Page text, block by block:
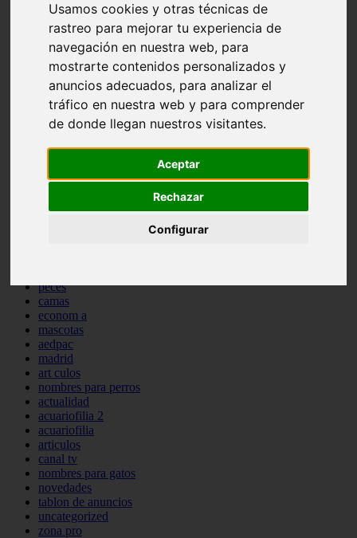
Usamos cookies y otras técnicas de
rastreo para mejorar tu experiencia de
navegación en nuestra web, para
mostrarte contenidos personalizados y
anuncios adecuados, para analizar el
tráfico en nuestra web y para comprender
de donde llegan nuestros visitantes.
Aceptar
Rechazar
Configurar
comportamiento
protagonistas
reptiles
abandono
adopci n
ferias
higiene
snacks
acuario
viajar
cr a
peces
camas
econom a
mascotas
aedpac
madrid
art culos
nombres para perros
actualidad
acuariofilia 2
acuariofilia
articulos
canal tv
nombres para gatos
novedades
tablon de anuncios
uncategorized
zona pro